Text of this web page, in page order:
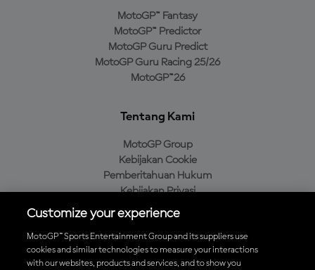
MotoGP™ Fantasy
MotoGP™ Predictor
MotoGP Guru Predict
MotoGP Guru Racing 25/26
MotoGP™26
Tentang Kami
MotoGP Group
Kebijakan Cookie
Pemberitahuan Hukum
Kebijakan Privasi
Kebijakan Pembelian
Unduh Aplikasi Resmi MotoGP™
Customize your experience
MotoGP™ Sports Entertainment Group and its suppliers use
cookies and similar technologies to measure your interactions
with our websites, products and services, and to show you